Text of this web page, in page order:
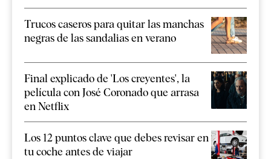
Trucos caseros para quitar las manchas
negras de las sandalias en verano
Final explicado de 'Los creyentes', la
película con José Coronado que arrasa
en Netflix
Los 12 puntos clave que debes revisar en
tu coche antes de viajar